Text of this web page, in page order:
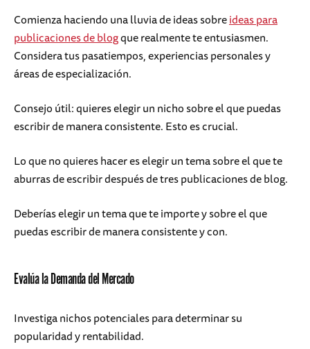
Comienza haciendo una lluvia de ideas sobreideas para
publicaciones de blogque realmente te entusiasmen.
Considera tus pasatiempos, experiencias personales y
áreas de especialización.
Consejo útil: quieres elegir un nicho sobre el que puedas
escribir de manera consistente. Esto es crucial.
Lo que no quieres hacer es elegir un tema sobre el que te
aburras de escribir después de tres publicaciones de blog.
Deberías elegir un tema que te importe y sobre el que
puedas escribir de manera consistente y con.
Evalúa la Demanda del Mercado
Investiga nichos potenciales para determinar su
popularidad y rentabilidad.